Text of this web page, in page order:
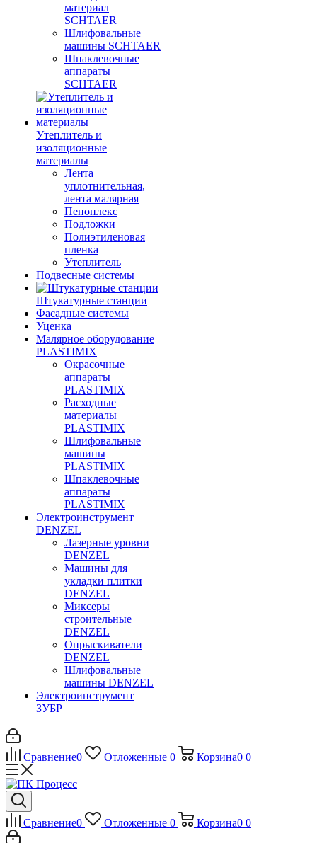
материал
SCHTAER
Шлифовальные
машины SCHTAER
Шпаклевочные
аппараты
SCHTAER
Утеплитель и
изоляционные
материалы
Лента
уплотнительная,
лента малярная
Пеноплекс
Подложки
Полиэтиленовая
пленка
Утеплитель
Подвесные системы
Штукатурные станции
Фасадные системы
Уценка
Малярное оборудование
PLASTIMIX
Окрасочные
аппараты
PLASTIMIX
Расходные
материалы
PLASTIMIX
Шлифовальные
машины
PLASTIMIX
Шпаклевочные
аппараты
PLASTIMIX
Электроинструмент
DENZEL
Лазерные уровни
DENZEL
Машины для
укладки плитки
DENZEL
Миксеры
строительные
DENZEL
Опрыскиватели
DENZEL
Шлифовальные
машины DENZEL
Электроинструмент
ЗУБР
Сравнение0 Отложенные 0 Корзина0 0
Сравнение0 Отложенные 0 Корзина0 0